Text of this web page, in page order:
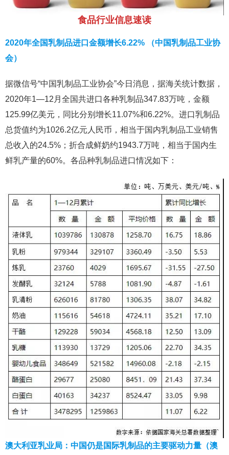
食品行业信息速读
2020年全国乳制品进口金额增长6.22% （中国乳制品工业协
会）
据微信号“中国乳制品工业协会”今日消息，据海关统计数据，
2020年1—12月全国共进口各种乳制品347.83万吨，金额
125.99亿美元，同比分别增长11.07%和6.22%。进口乳制品
总货值约为1026.2亿元人民币，相当于国内乳制品工业销售
总收入的24.5%；折合成鲜奶约1943.7万吨，相当于国内生
鲜乳产量的60%。各品种乳制品进口情况如下：
澳大利亚乳业局：中国仍是国际乳制品的主要驱动力量（澳